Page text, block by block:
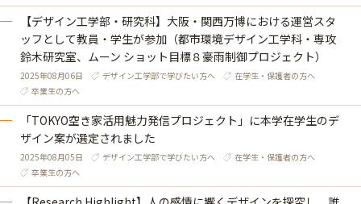
【デザイン工学部・研究科】大阪・関西万博における運営スタ
ッフとして教員・学生が参加（都市環境デザイン工学科・専攻
鈴木研究室、ムーン ショット目標８豪雨制御プロジェクト）
2025年08月06日 デザイン工学部で学びたい方へ
在学生・保護者の方へ
卒業生の方へ
「TOKYO空き家活用魅力発信プロジェクト」に本学在学生のデ
ザイン案が選定されました
2025年08月05日 デザイン工学部で学びたい方へ
在学生・保護者の方へ
卒業生の方へ